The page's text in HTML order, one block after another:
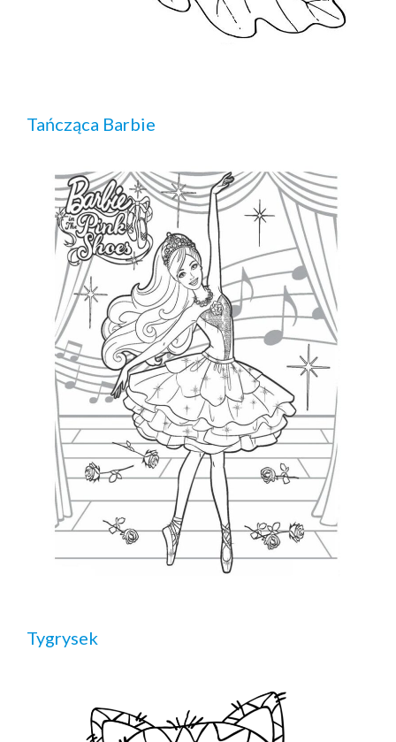
Tańcząca Barbie
Tygrysek